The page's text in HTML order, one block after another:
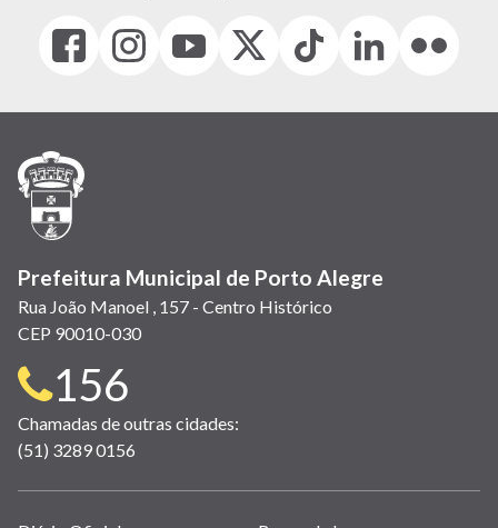
Facebook
(link
em
janela)
Instagram
(link
em
(link
em
(Antigo
(link
Tiktok
(link
em
LinkedIn
(link
em
(link
em
Prefeitura Municipal de Porto Alegre
Rua João Manoel , 157 - Centro Histórico
CEP 90010-030
Telefone
para
contato:
156
Chamadas de outras cidades:
(51) 3289 0156